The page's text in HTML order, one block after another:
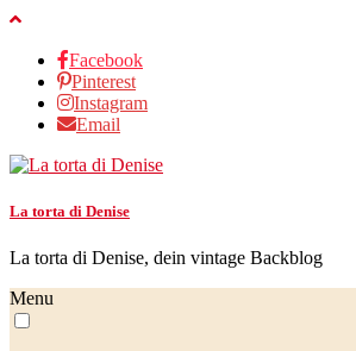
Facebook
Pinterest
Instagram
Email
La torta di Denise
La torta di Denise, dein vintage Backblog
Menu